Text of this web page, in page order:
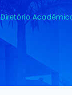
Diretório